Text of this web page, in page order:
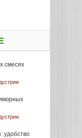
смесях
удобство